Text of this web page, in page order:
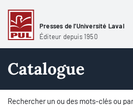
Presses de l'Université Laval
Éditeur depuis 1950
Catalogue
Rechercher un ou des mots-clés ou